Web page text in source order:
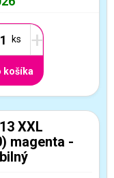
+
košíka
XXL
magenta -